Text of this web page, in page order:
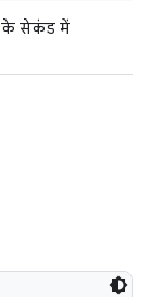
के सेकंड में